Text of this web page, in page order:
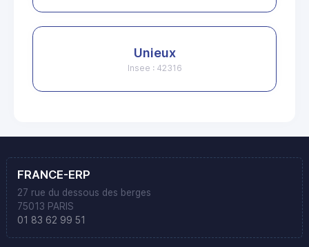
Unieux
Insee : 42316
FRANCE-ERP
27 rue du dessous des berges
75013 PARIS
01 83 62 99 51